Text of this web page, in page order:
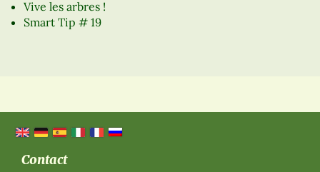
Vive les arbres !
Smart Tip # 19
Contact